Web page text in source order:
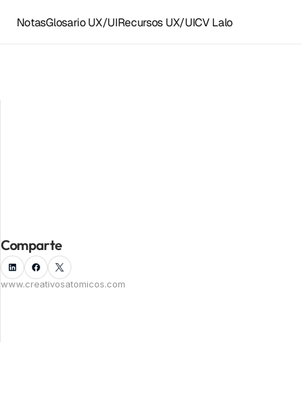
NotasGlosario UX/UIRecursos UX/UICV Lalo
Comparte
www.creativosatomicos.com